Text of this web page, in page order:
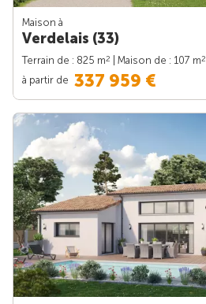
Maison à
Verdelais (33)
Terrain de : 825 m2 | Maison de : 107 m2
à partir de 337 959 €